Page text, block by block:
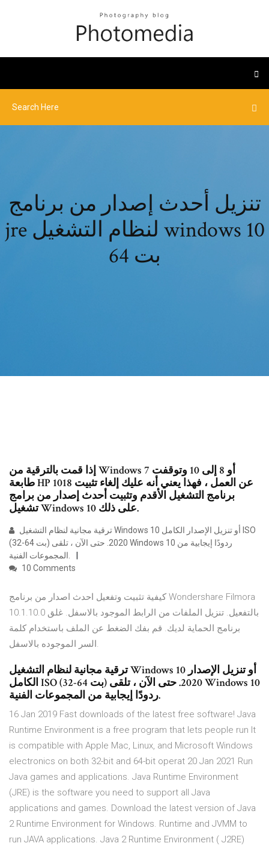
تنزيل أحدث إصدار من برنامج
jre لنظام التشغيل windows 10
64 بت
إذا قمت بالترقية من Windows 7 أو 8 إلى 10 وتوقفت
طابعة HP 1018 عن العمل ، فهذا يعني أنه عليك إلغاء تثبيت
برنامج التشغيل الأقدم وتثبيت أحدث إصدار من برامج
تشغيل Windows 10 على ذلك.
(32-64 بت) 2020. حتى الآن ، تلقى Windows 10 ردودًا إيجابية من
المجموعات الفنية.
10 Comments
كيفية تثبيت وتفعيل احدث اصدار من برنامج Wondershare Filmora
10.1.10.0 بالتفعيل. تنزيل الملفات من الرابط الموجود بالاسفل. غلق
برنامج الحماية لديك. قم بفك الضغط عن الملف باستخدام كلمة
السر الموجوده بالاسفل.
ترقية مجانية لنظام التشغيل Windows 10 أو تنزيل الإصدار
الكامل ISO (32-64 بت) 2020. حتى الآن ، تلقى Windows 10
ردودًا إيجابية من المجموعات الفنية.
16 Jan 2019 Fast downloads of the latest free software! Java
Runtime Environment is a free program that lets people run It
is compatible with Apple Mac, Linux, and Microsoft Windows
electronics on both 32-bit and 64-bit operat 20 Jan 2021 Run
Java games and applications. Java Runtime Environment
(JRE) is the software you need to support all Java
applications and games. Download the latest version of Java
2 Runtime Environment for Windows. Runtime and JVMM to
run JAVA applications. Java 2 Runtime Environment ( J2RE)